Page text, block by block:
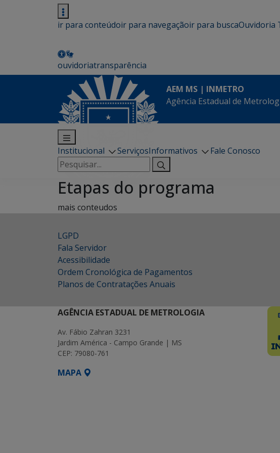
ir para conteúdoir para navegaçãoir para buscaOuvidoria
ouvidoriatransparência
AEM MS | INMETRO
Agência Estadual de
Institucional ServiçosInformativos
Fale Conosco
Pesquisar
por:
Etapas do programa
mais conteudos
LGPD
Fala Servidor
Acessibilidade
Ordem Cronológica de Pagamentos
Planos de Contratações Anuais
AGÊNCIA ESTADUAL DE METROLOGIA
Av. Fábio Zahran 3231
Jardim América - Campo Grande | MS
CEP: 79080-761
MAPA